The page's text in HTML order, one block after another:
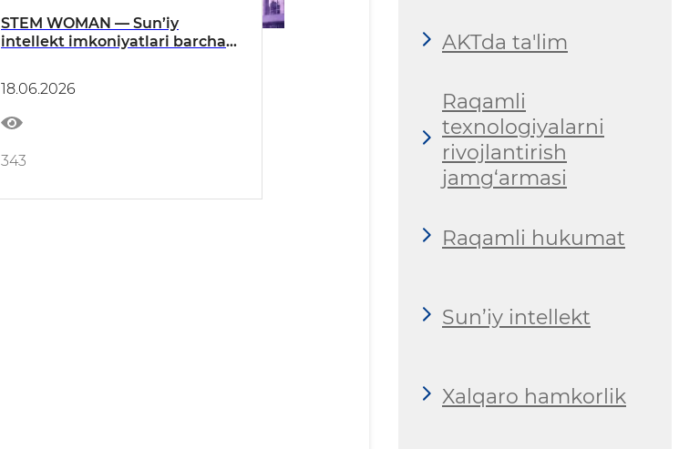
STEM WOMAN — Sun’iy
intellekt imkoniyatlari barcha
18.06.2026
343
AKTda ta'lim
Raqamli
texnologiyalarni
rivojlantirish
jamg‘armasi
Raqamli hukumat
Sun’iy intellekt
Xalqaro hamkorlik